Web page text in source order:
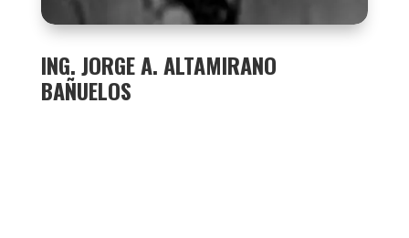
ING. JORGE A. ALTAMIRANO
BAÑUELOS